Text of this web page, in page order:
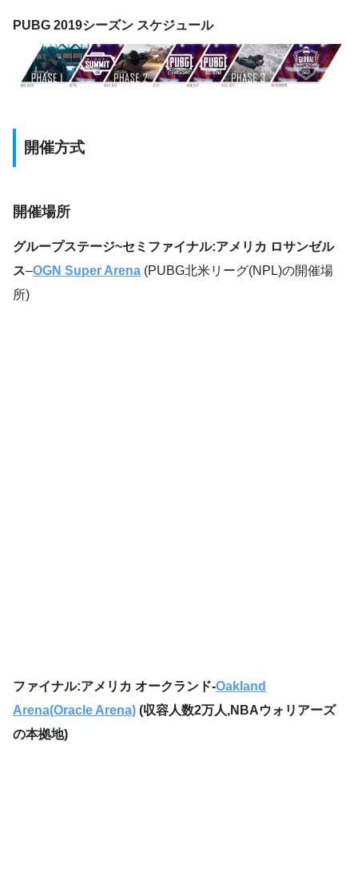
PUBG 2019シーズン スケジュール
開催方式
開催場所
グループステージ~セミファイナル:アメリカ ロサンゼル
ス–OGN Super Arena (PUBG北米リーグ(NPL)の開催場
所)
ファイナル:アメリカ オークランド-Oakland
Arena(Oracle Arena) (収容人数2万人,NBAウォリアーズ
の本拠地)